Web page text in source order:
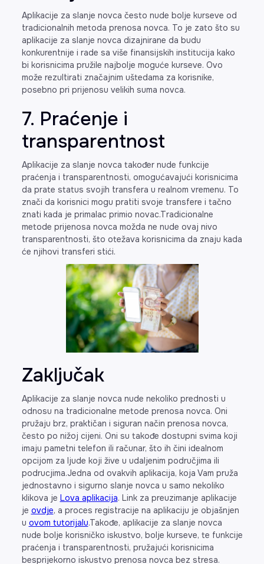
Aplikacije za slanje novca često nude bolje kurseve od
tradicionalnih metoda prenosa novca. To je zato što su
aplikacije za slanje novca dizajnirane da budu
konkurentnije i rade sa više finansijskih institucija kako
bi korisnicima pružile najbolje moguće kurseve. Ovo
može rezultirati značajnim uštedama za korisnike,
posebno pri prijenosu velikih suma novca.
7. Praćenje i
transparentnost
Aplikacije za slanje novca također nude funkcije
praćenja i transparentnosti, omogućavajući korisnicima
da prate status svojih transfera u realnom vremenu. To
znači da korisnici mogu pratiti svoje transfere i tačno
znati kada je primalac primio novac.Tradicionalne
metode prijenosa novca možda ne nude ovaj nivo
transparentnosti, što otežava korisnicima da znaju kada
će njihovi transferi stići.
Zaključak
Aplikacije za slanje novca nude nekoliko prednosti u
odnosu na tradicionalne metode prenosa novca. Oni
pružaju brz, praktičan i siguran način prenosa novca,
često po nižoj cijeni. Oni su takođe dostupni svima koji
imaju pametni telefon ili računar, što ih čini idealnom
opcijom za ljude koji žive u udaljenim područjima ili
podrucjima.Jedna od ovakvih aplikacija, koja Vam pruža
jednostavno i sigurno slanje novca u samo nekoliko
klikova je Lova aplikacija. Link za preuzimanje aplikacije
je ovdje, a proces registracije na aplikaciju je objašnjen
u ovom tutorijalu.Takođe, aplikacije za slanje novca
nude bolje korisničko iskustvo, bolje kurseve, te funkcije
praćenja i transparentnosti, pružajući korisnicima
besprijekorno iskustvo prenosa novca bez stresa.